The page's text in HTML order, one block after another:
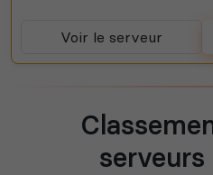
Voir le serveur